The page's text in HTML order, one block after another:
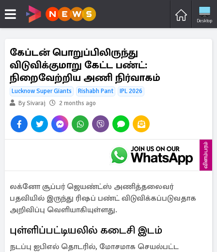
Desktop
கேப்டன் பொறுப்பிலிருந்து
விடுவிக்குமாறு கேட்ட பண்ட்:
நிறைவேற்றிய அணி நிர்வாகம்
Lucknow Super Giants Rishabh Pant
IPL 2026
By Sivaraj
2 months ago
விளம்பரம்
லக்னோ சூப்பர் ஜெயண்ட்ஸ் அணித்தலைவர்
பதவியில் இருந்து ரிஷப் பண்ட் விடுவிக்கப்படுவதாக
அறிவிப்பு வெளியாகியுள்ளது.
புள்ளிப்பட்டியலில் கடைசி இடம்
நடப்பு ஐபிஎல் தொடரில், மோசமாக செயல்பட்ட